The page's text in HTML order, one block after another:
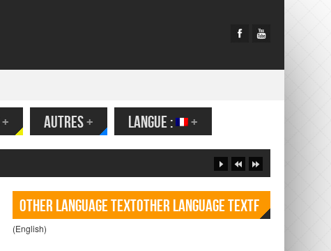
+ AUTRES+ LANGUE : +
Other language TextOther language Textf
(English)